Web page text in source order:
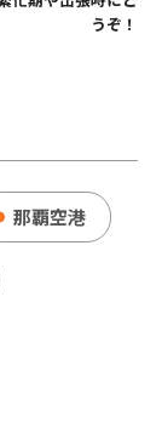
うぞ！
那覇空港